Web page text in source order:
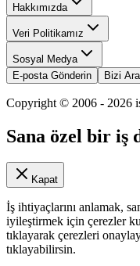
Hakkımızda
Veri Politikamız
Sosyal Medya
E-posta Gönderin
Bizi
Copyright © 2006 - 2026
Sana özel bir iş
Kapat
İş ihtiyaçlarını anlamak,
iyileştirmek için çerezler
tıklayarak çerezleri
tıklayabilirsin.